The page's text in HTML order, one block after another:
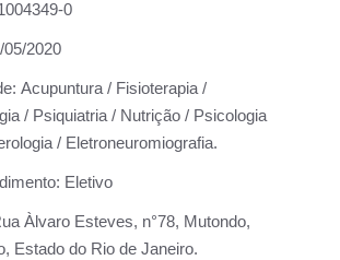
0
05/2020
Acupuntura / Fisioterapia /
/ Psiquiatria / Nutrição / Psicologia
/ Eletroneuromiografia.
Eletivo
Àlvaro Esteves, n°78, Mutondo,
Estado do Rio de Janeiro.